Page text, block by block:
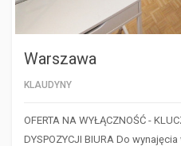
Warszawa
KLAUDYNY
OFERTA NA WYŁĄCZNOŚĆ -
DYSPOZYCJI BIURA Do